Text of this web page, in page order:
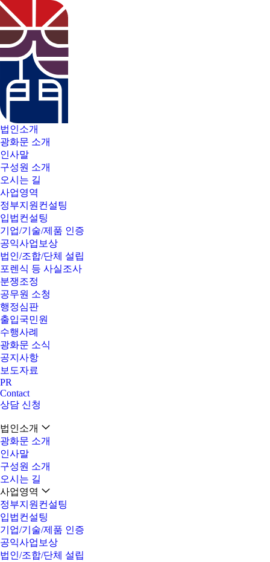
법인소개
광화문 소개
인사말
구성원 소개
오시는 길
사업영역
정부지원컨설팅
입법컨설팅
기업/기술/제품 인증
공익사업보상
법인/조합/단체 설립
포렌식 등 사실조사
분쟁조정
공무원 소청
행정심판
출입국민원
수행사례
광화문 소식
공지사항
보도자료
PR
Contact
상담 신청
법인소개
광화문 소개
인사말
구성원 소개
오시는 길
사업영역
정부지원컨설팅
입법컨설팅
기업/기술/제품 인증
공익사업보상
법인/조합/단체 설립